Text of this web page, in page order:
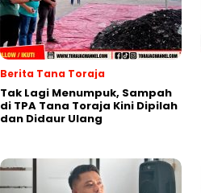
Berita Tana Toraja
Tak Lagi Menumpuk, Sampah
di TPA Tana Toraja Kini Dipilah
dan Didaur Ulang